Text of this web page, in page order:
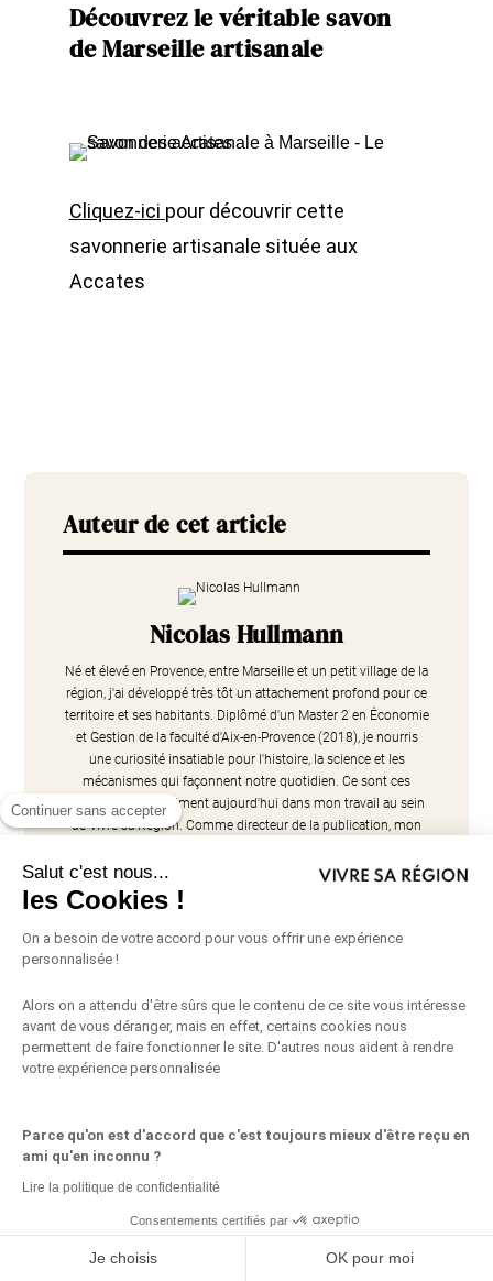
Continuer sans accepter
Salut c'est nous...
les Cookies !
On a besoin de votre accord pour vous offrir une expérience
personnalisée !
Alors on a attendu d'être sûrs que le contenu de ce site vous intéresse
avant de vous déranger, mais en effet, certains cookies nous
permettent de faire fonctionner le site. D'autres nous aident à rendre
votre expérience personnalisée
Parce qu'on est d'accord que c'est toujours mieux d'être reçu en
ami qu'en inconnu ?
Lire la politique de confidentialité
Consentements certifiés par
Je choisis OK pour moi
Découvrez le véritable savon
de Marseille artisanale
Cliquez-ici pour découvrir cette
savonnerie artisanale située aux
Accates
Auteur de cet article
Nicolas Hullmann
Né et élevé en Provence, entre Marseille et un petit village de la
région, j'ai développé très tôt un attachement profond pour ce
territoire et ses habitants. Diplômé d'un Master 2 en Économie
et Gestion de la faculté d'Aix-en-Provence (2018), je nourris
une curiosité insatiable pour l'histoire, la science et les
mécanismes qui façonnent notre quotidien. Ce sont ces
passions qui m'animent aujourd'hui dans mon travail au sein
de Vivre sa Région. Comme directeur de la publication, mon
apportent une vraie valeur, que ce soit dans nos pages papier
ou sur le web. J'aime raconter les histoires qui font battre le
cœur de notre région et mettre en lumière ceux qui la font
vivre.
0 commentaires
indiqués avec*